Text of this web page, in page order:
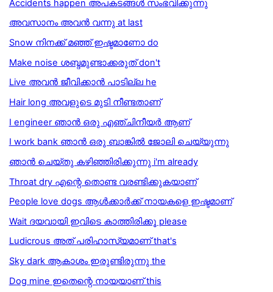
Accidents happen അപകടങ്ങൾ സംഭവിക്കുന്നു
അവസാനം അവൻ വന്നു at last
Snow നിനക്ക് മഞ്ഞ് ഇഷ്ടമാണോ do
Make noise ശബ്ദമുണ്ടാക്കരുത് don't
Live അവൻ ജീവിക്കാൻ പാടില്ല he
Hair long അവളുടെ മുടി നീണ്ടതാണ്
I engineer ഞാൻ ഒരു എഞ്ചിനീയർ ആണ്
I work bank ഞാൻ ഒരു ബാങ്കിൽ ജോലി ചെയ്യുന്നു
ഞാന്‍ ചെയ്തു കഴിഞ്ഞിരിക്കുന്നു i'm already
Throat dry എന്റെ തൊണ്ട വരണ്ടിക്കുകയാണ്
People love dogs ആൾക്കാർക്ക് നായകളെ ഇഷ്ടമാണ്
Wait ദയവായി ഇവിടെ കാത്തിരിക്കൂ please
Ludicrous അത് പരിഹാസ്യമാണ് that's
Sky dark ആകാശം ഇരുണ്ടിരുന്നു the
Dog mine ഇതെന്റെ നായയാണ് this